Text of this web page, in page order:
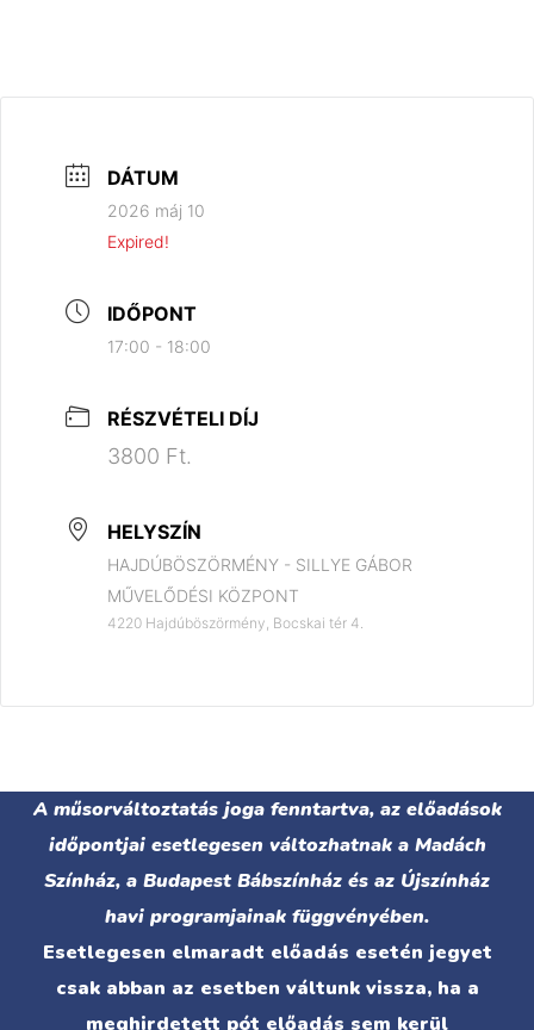
DÁTUM
2026 máj 10
Expired!
IDŐPONT
17:00 - 18:00
RÉSZVÉTELI DÍJ
3800 Ft.
HELYSZÍN
HAJDÚBÖSZÖRMÉNY - SILLYE GÁBOR
MŰVELŐDÉSI KÖZPONT
4220 Hajdúböszörmény, Bocskai tér 4.
A műsorváltoztatás joga fenntartva, az előadások
időpontjai esetlegesen változhatnak a Madách
Színház, a Budapest Bábszínház és az Újszínház
havi programjainak függvényében.
Esetlegesen elmaradt előadás esetén jegyet
csak abban az esetben váltunk vissza, ha a
meghirdetett pót előadás sem kerül